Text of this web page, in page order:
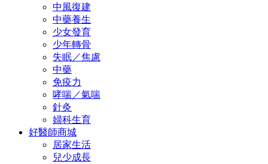
中風復建
中藥養生
少女發育
少年轉骨
失眠／焦慮
中藥
免疫力
哮喘／氣喘
針灸
婦科生育
好醫師商城
居家生活
兒少成長